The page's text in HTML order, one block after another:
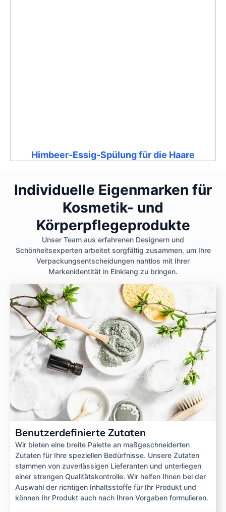
Himbeer-Essig-Spülung für die Haare
Individuelle Eigenmarken für
Kosmetik- und
Körperpflegeprodukte
Unser Team aus erfahrenen Designern und
Schönheitsexperten arbeitet sorgfältig zusammen, um Ihre
Verpackungsentscheidungen nahtlos mit Ihrer
Markenidentität in Einklang zu bringen.
Benutzerdefinierte Zutaten
Wir bieten eine breite Palette an maßgeschneiderten
Zutaten für Ihre speziellen Bedürfnisse. Unsere Zutaten
stammen von zuverlässigen Lieferanten und unterliegen
einer strengen Qualitätskontrolle. Wir helfen Ihnen bei der
Auswahl der richtigen Inhaltsstoffe für Ihr Produkt und
können Ihr Produkt auch nach Ihren Vorgaben formulieren.